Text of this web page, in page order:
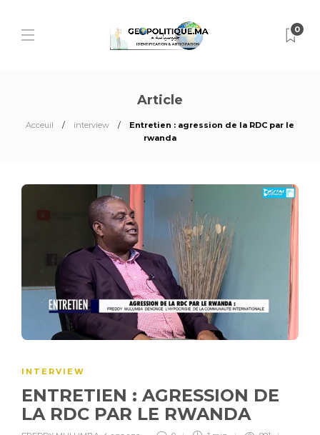
0
Article
Acceuil interview
Entretien : agression de la RDC par le
rwanda
INTERVIEW
ENTRETIEN : AGRESSION DE
LA RDC PAR LE RWANDA